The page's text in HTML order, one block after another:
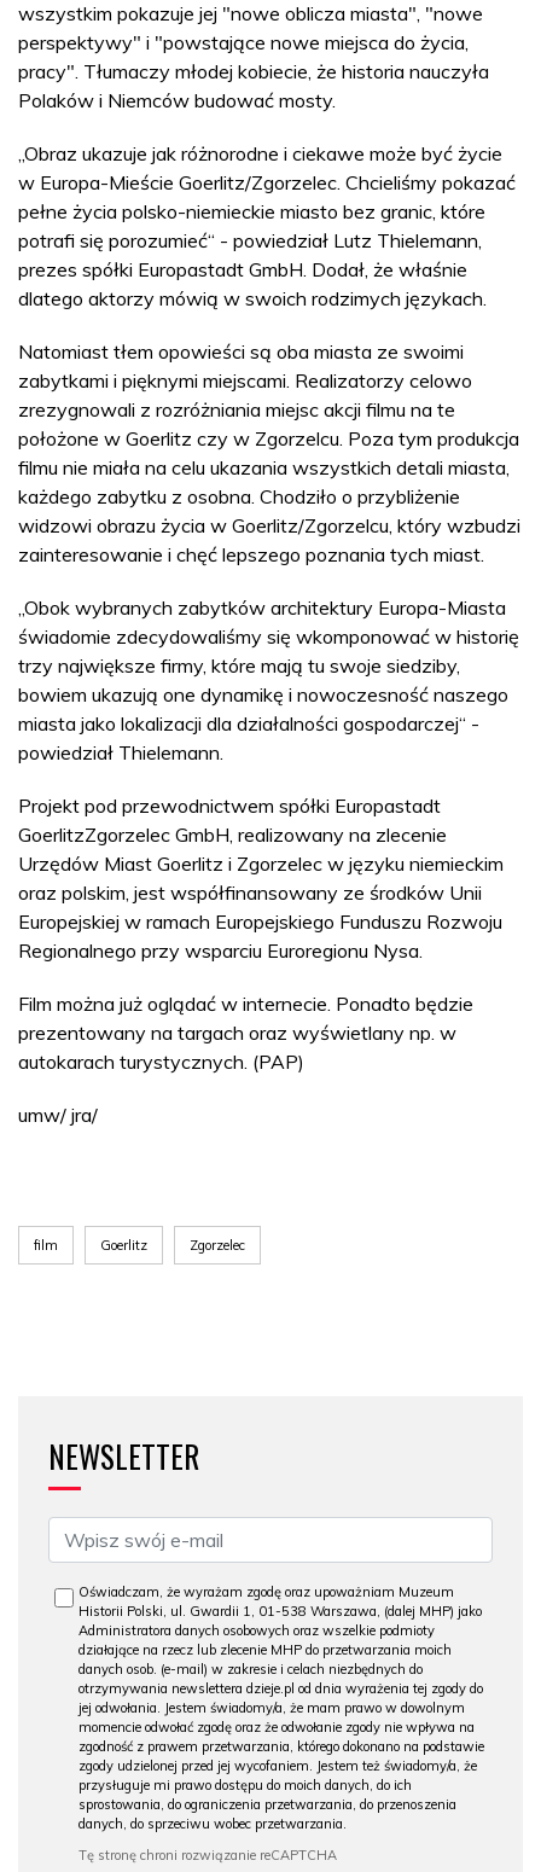
wszystkim pokazuje jej "nowe oblicza miasta", "nowe
perspektywy" i "powstające nowe miejsca do życia,
pracy". Tłumaczy młodej kobiecie, że historia nauczyła
Polaków i Niemców budować mosty.
„Obraz ukazuje jak różnorodne i ciekawe może być życie
w Europa-Mieście Goerlitz/Zgorzelec. Chcieliśmy pokazać
pełne życia polsko-niemieckie miasto bez granic, które
potrafi się porozumieć“ - powiedział Lutz Thielemann,
prezes spółki Europastadt GmbH. Dodał, że właśnie
dlatego aktorzy mówią w swoich rodzimych językach.
Natomiast tłem opowieści są oba miasta ze swoimi
zabytkami i pięknymi miejscami. Realizatorzy celowo
zrezygnowali z rozróżniania miejsc akcji filmu na te
położone w Goerlitz czy w Zgorzelcu. Poza tym produkcja
filmu nie miała na celu ukazania wszystkich detali miasta,
każdego zabytku z osobna. Chodziło o przybliżenie
widzowi obrazu życia w Goerlitz/Zgorzelcu, który wzbudzi
zainteresowanie i chęć lepszego poznania tych miast.
„Obok wybranych zabytków architektury Europa-Miasta
świadomie zdecydowaliśmy się wkomponować w historię
trzy największe firmy, które mają tu swoje siedziby,
bowiem ukazują one dynamikę i nowoczesność naszego
miasta jako lokalizacji dla działalności gospodarczej“ -
powiedział Thielemann.
Projekt pod przewodnictwem spółki Europastadt
GoerlitzZgorzelec GmbH, realizowany na zlecenie
Urzędów Miast Goerlitz i Zgorzelec w języku niemieckim
oraz polskim, jest współfinansowany ze środków Unii
Europejskiej w ramach Europejskiego Funduszu Rozwoju
Regionalnego przy wsparciu Euroregionu Nysa.
Film można już oglądać w internecie. Ponadto będzie
prezentowany na targach oraz wyświetlany np. w
autokarach turystycznych. (PAP)
umw/ jra/
film Goerlitz Zgorzelec
NEWSLETTER
Oświadczam, że wyrażam zgodę oraz upoważniam Muzeum
Historii Polski, ul. Gwardii 1, 01-538 Warszawa, (dalej MHP) jako
Administratora danych osobowych oraz wszelkie podmioty
działające na rzecz lub zlecenie MHP do przetwarzania moich
danych osob. (e-mail) w zakresie i celach niezbędnych do
otrzymywania newslettera dzieje.pl od dnia wyrażenia tej zgody do
jej odwołania. Jestem świadomy/a, że mam prawo w dowolnym
momencie odwołać zgodę oraz że odwołanie zgody nie wpływa na
zgodność z prawem przetwarzania, którego dokonano na podstawie
zgody udzielonej przed jej wycofaniem. Jestem też świadomy/a, że
przysługuje mi prawo dostępu do moich danych, do ich
sprostowania, do ograniczenia przetwarzania, do przenoszenia
danych, do sprzeciwu wobec przetwarzania.